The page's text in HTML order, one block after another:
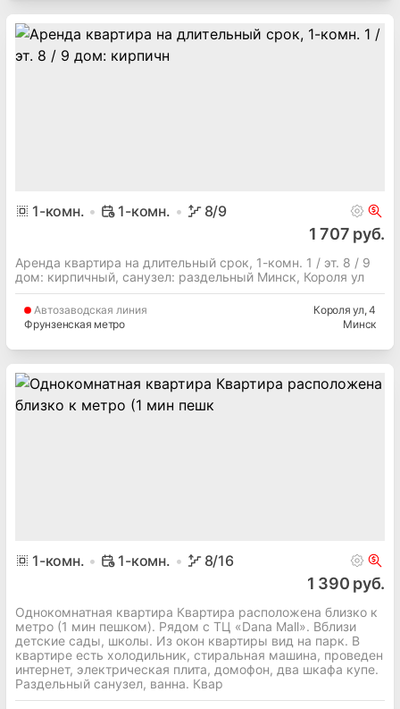
1-комн. 1-комн. 8/9
1 707 руб.
Аренда квартира на длительный срок, 1-комн. 1 / эт. 8 / 9
дом: кирпичный, cанузел: раздельный Минск, Короля ул
Автозаводская линия
Фрунзенская метро
Короля ул, 4
Минск
1-комн. 1-комн. 8/16
1 390 руб.
Однокомнатная квартира Квартира расположена близко к
метро (1 мин пешком). Рядом с ТЦ «Dana Mall». Вблизи
детские сады, школы. Из окон квартиры вид на парк. В
квартире есть холодильник, стиральная машина, проведен
интернет, электрическая плита, домофон, два шкафа купе.
Раздельный санузел, ванна. Квар